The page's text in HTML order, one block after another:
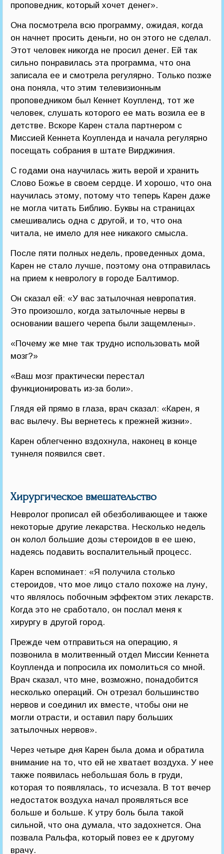
проповедник, который хочет денег».
Она посмотрела всю программу, ожидая, когда
он начнет просить деньги, но он этого не сделал.
Этот человек никогда не просил денег. Ей так
сильно понравилась эта программа, что она
записала ее и смотрела регулярно. Только позже
она поняла, что этим телевизионным
проповедником был Кеннет Коупленд, тот же
человек, слушать которого ее мать возила ее в
детстве. Вскоре Карен стала партнером с
Миссией Кеннета Коупленда и начала регулярно
посещать собрания в штате Вирджиния.
С годами она научилась жить верой и хранить
Слово Божье в своем сердце. И хорошо, что она
научилась этому, потому что теперь Карен даже
не могла читать Библию. Буквы на страницах
смешивались одна с другой, и то, что она
читала, не имело для нее никакого смысла.
После пяти полных недель, проведенных дома,
Карен не стало лучше, поэтому она отправилась
на прием к неврологу в городе Балтимор.
Он сказал ей: «У вас затылочная невропатия.
Это произошло, когда затылочные нервы в
основании вашего черепа были защемлены».
«Почему же мне так трудно использовать мой
мозг?»
«Ваш мозг практически перестал
функционировать из-за боли».
Глядя ей прямо в глаза, врач сказал: «Карен, я
вас вылечу. Вы вернетесь к прежней жизни».
Карен облегченно вздохнула, наконец в конце
туннеля появился свет.
Хирургическое вмешательство
Невролог прописал ей обезболивающее и также
некоторые другие лекарства. Несколько недель
он колол большие дозы стероидов в ее шею,
надеясь подавить воспалительный процесс.
Карен вспоминает: «Я получила столько
стероидов, что мое лицо стало похоже на луну,
что являлось побочным эффектом этих лекарств.
Когда это не сработало, он послал меня к
хирургу в другой город.
Прежде чем отправиться на операцию, я
позвонила в молитвенный отдел Миссии Кеннета
Коупленда и попросила их помолиться со мной.
Врач сказал, что мне, возможно, понадобится
несколько операций. Он отрезал большинство
нервов и соединил их вместе, чтобы они не
могли отрасти, и оставил пару больших
затылочных нервов».
Через четыре дня Карен была дома и обратила
внимание на то, что ей не хватает воздуха. У нее
также появилась небольшая боль в груди,
которая то появлялась, то исчезала. В тот вечер
недостаток воздуха начал проявляться все
больше и больше. К утру боль была такой
сильной, что она думала, что задохнется. Она
позвала Ральфа, который повез ее к другому
врачу.